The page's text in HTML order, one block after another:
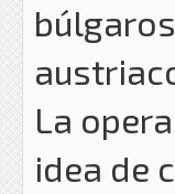
La
idea de